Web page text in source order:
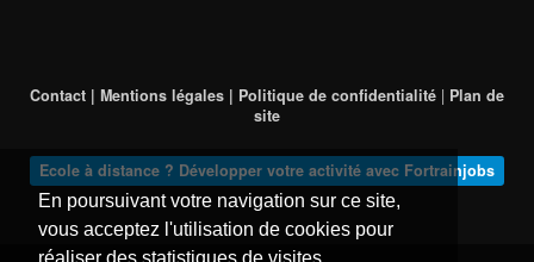
En poursuivant votre navigation sur ce site,
vous acceptez l'utilisation de cookies pour
Contact | Mentions légales | Politique de confidentialité | Plan de
site
Ecole à distance ? Développer votre activité avec Fortrainjobs